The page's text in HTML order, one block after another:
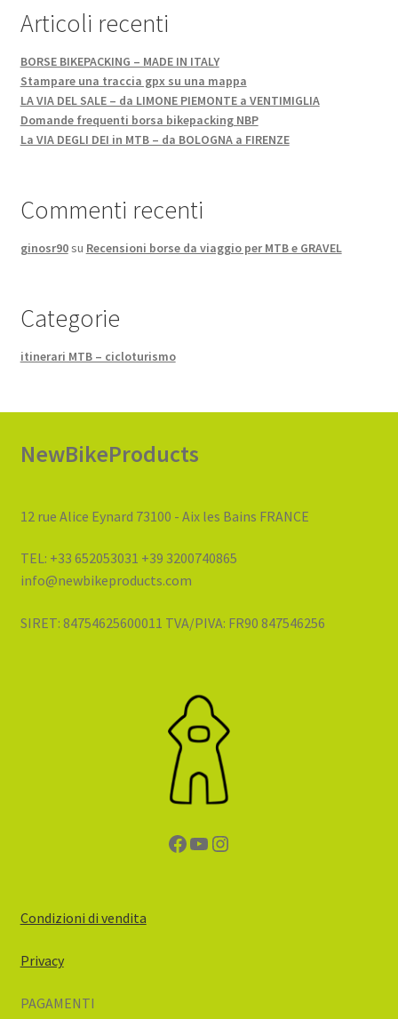
Articoli recenti
BORSE BIKEPACKING – MADE IN ITALY
Stampare una traccia gpx su una mappa
LA VIA DEL SALE – da LIMONE PIEMONTE a VENTIMIGLIA
Domande frequenti borsa bikepacking NBP
La VIA DEGLI DEI in MTB – da BOLOGNA a FIRENZE
Commenti recenti
ginosr90su Recensioni borse da viaggio per MTB e GRAVEL
Categorie
itinerari MTB – cicloturismo
NewBikeProducts
12 rue Alice Eynard 73100 - Aix les Bains FRANCE
TEL: +33 652053031 +39 3200740865
info@newbikeproducts.com
SIRET: 84754625600011 TVA/PIVA: FR90 847546256
Facebook
YouTube
Instagram
Condizioni di vendita
Privacy
PAGAMENTI